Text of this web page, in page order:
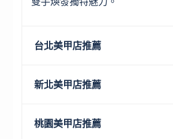
台北美甲店推薦
新北美甲店推薦
桃園美甲店推薦